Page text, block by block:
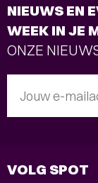
NIEUWS EN
WEEK IN JE
ONZE
Jouw e-
VOLG SPOT